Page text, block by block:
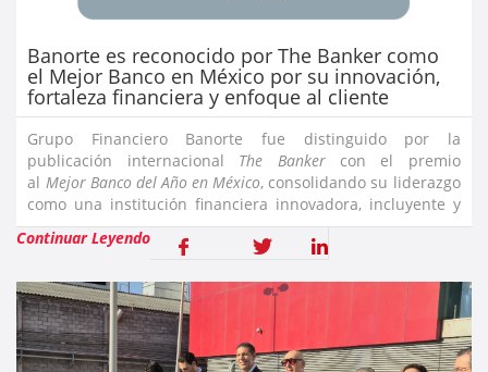
Banorte es reconocido por The Banker como
el Mejor Banco en México por su innovación,
fortaleza financiera y enfoque al cliente
Grupo Financiero Banorte fue distinguido por la
publicación internacional The Bankercon el premio
al Mejor Banco del Año en México, consolidando su liderazgo
como una institución financiera innovadora, incluyente y
centrada en el cliente.Carlos Hank González, Presidente
del
Continuar Leyendo